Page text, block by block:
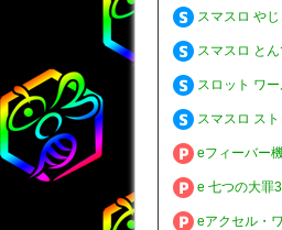
スマスロ や
スマスロ とんで
スロット ワ
スマスロ ス
eフィーバー機動戦士
e 七つの大罪3
eアクセル・